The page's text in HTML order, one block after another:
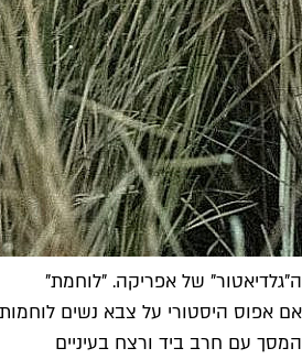
ה"גלדיאטור" של אפריקה. "לוחמת"
אם אפוס היסטורי על צבא נשים
המסך עם חרב ביד ורצח בעיניים